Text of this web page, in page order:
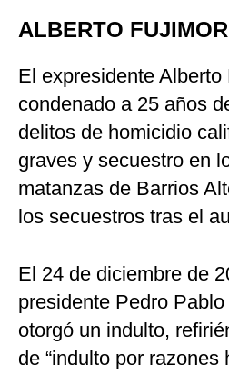
ALBERTO
El expresidente Alberto
condenado a 25 años
delitos de homicidio
graves y secuestro en
matanzas de Barrios
los secuestros tras el
El 24 de diciembre de
presidente Pedro
otorgó un indulto,
de “indulto por razones